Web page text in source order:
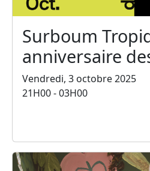
Surboum
anniversaire
Vendredi, 3 octobre 2025
21H00 - 03H00